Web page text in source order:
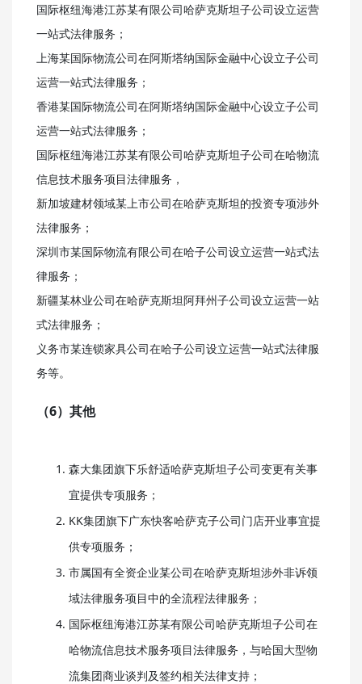
国际枢纽海港江苏某有限公司哈萨克斯坦子公司设立运营
一站式法律服务；
上海某国际物流公司在阿斯塔纳国际金融中心设立子公司
运营一站式法律服务；
香港某国际物流公司在阿斯塔纳国际金融中心设立子公司
运营一站式法律服务；
国际枢纽海港江苏某有限公司哈萨克斯坦子公司在哈物流
信息技术服务项目法律服务，
新加坡建材领域某上市公司在哈萨克斯坦的投资专项涉外
法律服务；
深圳市某国际物流有限公司在哈子公司设立运营一站式法
律服务；
新疆某林业公司在哈萨克斯坦阿拜州子公司设立运营一站
式法律服务；
义务市某连锁家具公司在哈子公司设立运营一站式法律服
务等。
（6）其他
森大集团旗下乐舒适哈萨克斯坦子公司变更有关事
宜提供专项服务；
KK集团旗下广东快客哈萨克子公司门店开业事宜提
供专项服务；
市属国有全资企业某公司在哈萨克斯坦涉外非诉领
域法律服务项目中的全流程法律服务；
国际枢纽海港江苏某有限公司哈萨克斯坦子公司在
哈物流信息技术服务项目法律服务，与哈国大型物
流集团商业谈判及签约相关法律支持；